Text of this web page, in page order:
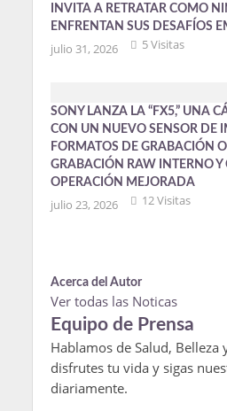
INVITA A RETRATAR COMO
ENFRENTAN SUS DESAFÍOS
julio 31, 2026 5 Visitas
SONY LANZA LA “FX5,” UNA
CON UN NUEVO SENSOR DE
FORMATOS DE GRABACIÓN
GRABACIÓN RAW INTERNO
OPERACIÓN MEJORADA
julio 23, 2026 12 Visitas
Acerca del Autor
Ver todas las Noticas
Equipo de Prensa
Hablamos de Salud,
disfrutes tu vida y sigas
diariamente.